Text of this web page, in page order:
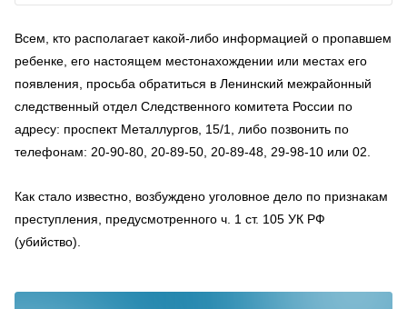
Всем, кто располагает какой-либо информацией о пропавшем
ребенке, его настоящем местонахождении или местах его
появления, просьба обратиться в Ленинский межрайонный
следственный отдел Следственного комитета России по
адресу: проспект Металлургов, 15/1, либо позвонить по
телефонам: 20-90-80, 20-89-50, 20-89-48, 29-98-10 или 02.
Как стало известно, возбуждено уголовное дело по признакам
преступления, предусмотренного ч. 1 ст. 105 УК РФ
(убийство).